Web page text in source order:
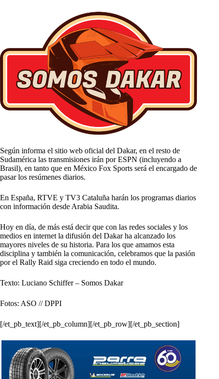
Según informa el sitio web oficial del Dakar, en el resto de
Sudamérica las transmisiones irán por ESPN (incluyendo a
Brasil), en tanto que en México Fox Sports será el encargado de
pasar los resúmenes diarios.
En España, RTVE y TV3 Cataluña harán los programas diarios
con información desde Arabia Saudita.
Hoy en día, de más está decir que con las redes sociales y los
medios en internet la difusión del Dakar ha alcanzado los
mayores niveles de su historia. Para los que amamos esta
disciplina y también la comunicación, celebramos que la pasión
por el Rally Raid siga creciendo en todo el mundo.
Texto: Luciano Schiffer – Somos Dakar
Fotos: ASO // DPPI
[/et_pb_text][/et_pb_column][/et_pb_row][/et_pb_section]